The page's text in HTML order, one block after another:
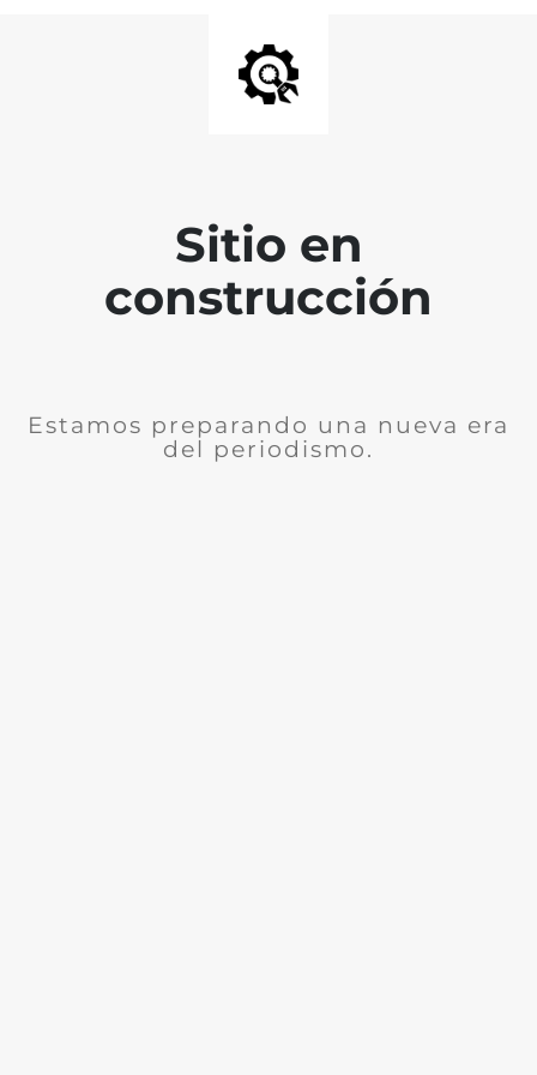
Sitio en
construcción
Estamos preparando una nueva era
del periodismo.